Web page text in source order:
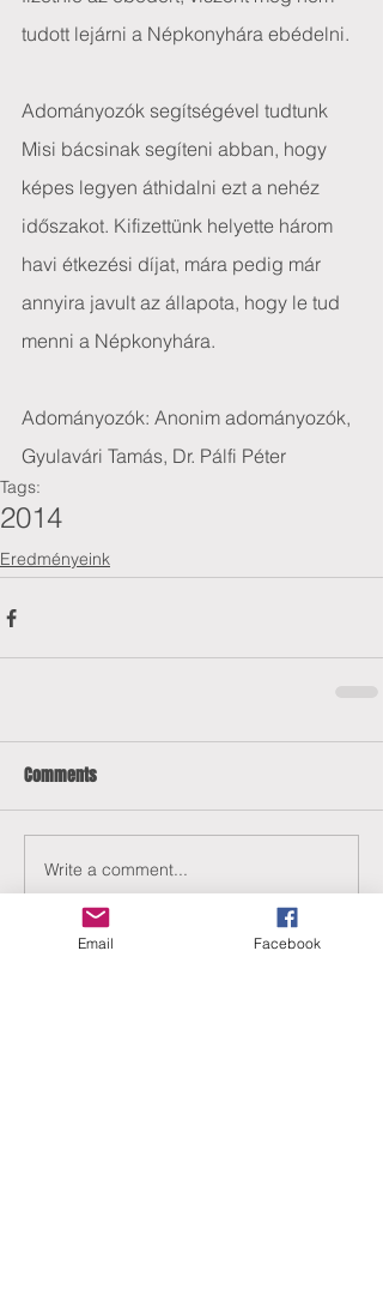
tudott lejárni a Népkonyhára ebédelni.
Adományozók segítségével tudtunk
Misi bácsinak segíteni abban, hogy
képes legyen áthidalni ezt a nehéz
időszakot. Kifizettünk helyette három
havi étkezési díjat, mára pedig már
annyira javult az állapota, hogy le tud
menni a Népkonyhára.
Adományozók: Anonim adományozók,
Gyulavári Tamás, Dr. Pálfi Péter
Tags:
2014
Eredményeink
Comments
Write a comment...
Email Facebook